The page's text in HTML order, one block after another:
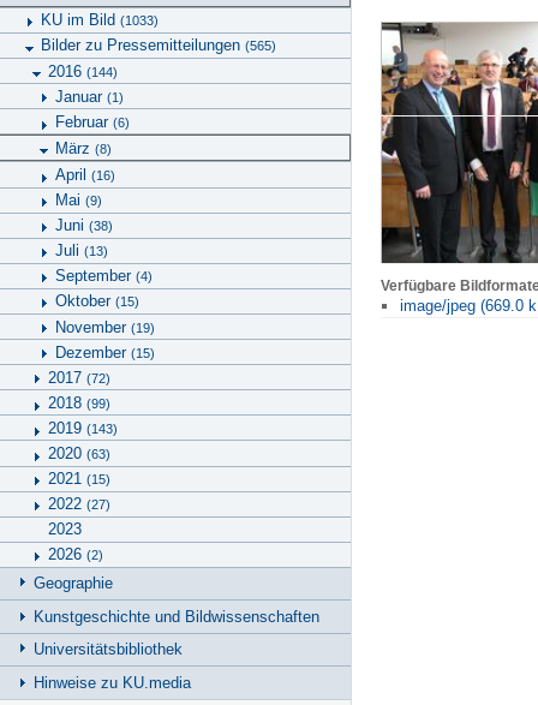
KU im Bild (1033)
Bilder zu Pressemitteilungen (565)
2016 (144)
Januar (1)
Februar (6)
März (8)
April (16)
Mai (9)
Juni (38)
Juli (13)
September (4)
Oktober (15)
November (19)
Dezember (15)
2017 (72)
2018 (99)
2019 (143)
2020 (63)
2021 (15)
2022 (27)
2023
2026 (2)
Geographie
Kunstgeschichte und Bildwissenschaften
Universitätsbibliothek
Hinweise zu KU.media
Verfügbare
image/jpeg (669.0